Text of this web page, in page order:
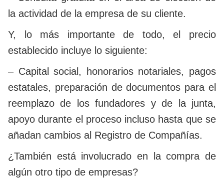
la actividad de la empresa de su cliente.
Y, lo más importante de todo, el precio
establecido incluye lo siguiente:
– Capital social, honorarios notariales, pagos
estatales, preparación de documentos para el
reemplazo de los fundadores y de la junta,
apoyo durante el proceso incluso hasta que se
añadan cambios al Registro de Compañías.
¿También está involucrado en la compra de
algún otro tipo de empresas?